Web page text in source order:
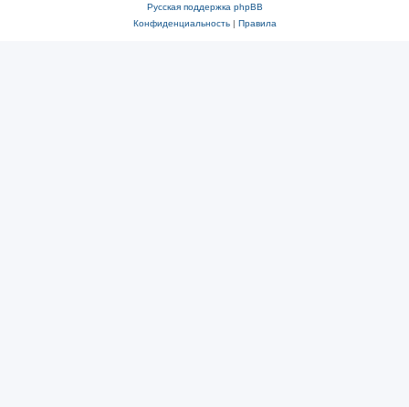
Русская поддержка phpBB
Конфиденциальность| Правила